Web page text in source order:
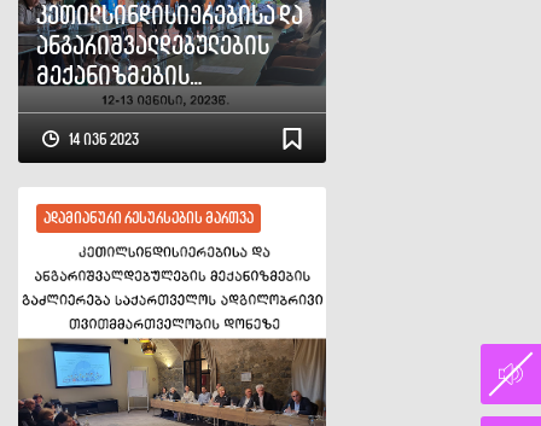
კეთილსინდისიერებისა და
ანგარიშვალდებულების
მექანიზმების
გაძლიერება საქართველოს
ადგილობრივი
თვითმმართველობის
დონეზე
14 ივნ 2023
ადამიანური რესურსების მართვა